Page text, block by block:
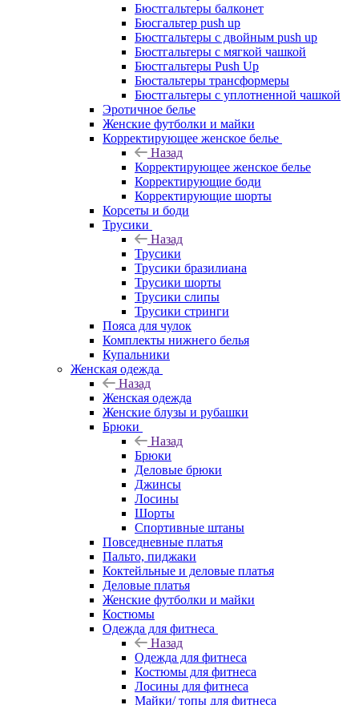
Бюстгальтеры балконет
Бюсгальтер push up
Бюстгальтеры с двойным push up
Бюстгальтеры с мягкой чашкой
Бюстгальтеры Push Up
Бюстальтеры трансформеры
Бюстгальтеры с уплотненной чашкой
Эротичное белье
Женские футболки и майки
Корректирующее женское белье
Назад
Корректирующее женское белье
Корректирующие боди
Корректирующие шорты
Корсеты и боди
Трусики
Назад
Трусики
Трусики бразилиана
Трусики шорты
Трусики слипы
Трусики стринги
Пояса для чулок
Комплекты нижнего белья
Купальники
Женская одежда
Назад
Женская одежда
Женские блузы и рубашки
Брюки
Назад
Брюки
Деловые брюки
Джинсы
Лосины
Шорты
Спортивные штаны
Повседневные платья
Пальто, пиджаки
Коктейльные и деловые платья
Деловые платья
Женские футболки и майки
Костюмы
Одежда для фитнеса
Назад
Одежда для фитнеса
Костюмы для фитнеса
Лосины для фитнеса
Майки/ топы для фитнеса